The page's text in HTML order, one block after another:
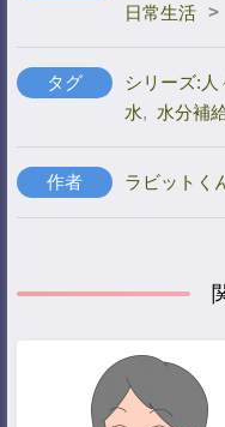
日常生活 >
タグ シリーズ:人
水, 水分補
作者 ラビットく